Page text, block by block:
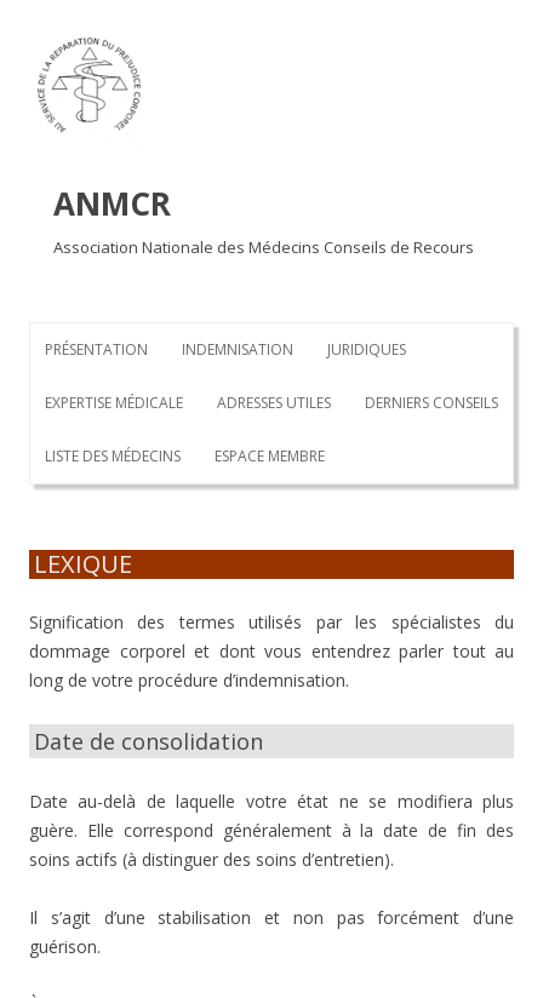
ANMCR
Association Nationale des Médecins Conseils de Recours
PRÉSENTATION INDEMNISATION JURIDIQUES
EXPERTISE MÉDICALE ADRESSES UTILES DERNIERS CONSEILS
LISTE DES MÉDECINS ESPACE MEMBRE
LEXIQUE
Signification des termes utilisés par les spécialistes du
dommage corporel et dont vous entendrez parler tout au
long de votre procédure d’indemnisation.
Date de consolidation
Date au-delà de laquelle votre état ne se modifiera plus
guère. Elle correspond généralement à la date de fin des
soins actifs (à distinguer des soins d’entretien).
Il s’agit d’une stabilisation et non pas forcément d’une
guérison.